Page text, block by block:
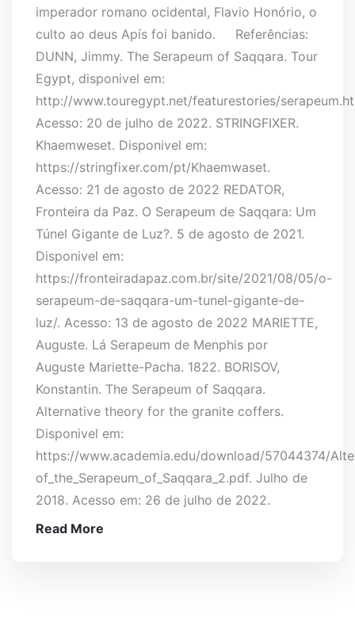
imperador romano ocidental, Flavio Honório, o
culto ao deus Apís foi banido. Referências:
DUNN, Jimmy. The Serapeum of Saqqara. Tour
Egypt, disponivel em:
http://www.touregypt.net/featurestories/
Acesso: 20 de julho de 2022. STRINGFIXER.
Khaemweset. Disponivel em:
https://stringfixer.com/pt/Khaemwaset.
Acesso: 21 de agosto de 2022 REDATOR,
Fronteira da Paz. O Serapeum de Saqqara: Um
Túnel Gigante de Luz?. 5 de agosto de 2021.
Disponivel em:
https://fronteiradapaz.com.br/site/2021/08/05/o-
serapeum-de-saqqara-um-tunel-gigante-de-
luz/. Acesso: 13 de agosto de 2022 MARIETTE,
Auguste. Lá Serapeum de Menphis por
Auguste Mariette-Pacha. 1822. BORISOV,
Konstantin. The Serapeum of Saqqara.
Alternative theory for the granite coffers.
Disponivel em:
https://www.academia.edu/download/57044374/
of_the_Serapeum_of_Saqqara_2.pdf. Julho de
2018. Acesso em: 26 de julho de 2022.
Read More